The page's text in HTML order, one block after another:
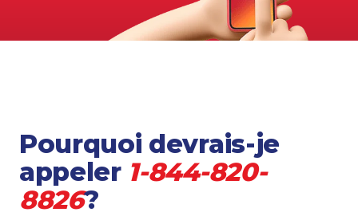
Pourquoi devrais-je
appeler 1-844-820-
8826?